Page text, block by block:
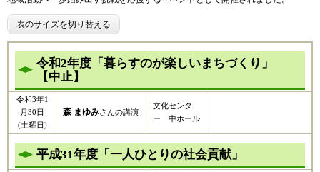
表のサイズを切り替える
令和2年度「暮らすのが楽しいまちづくり」
【中止】
令和3年1
月30日
(土曜日)
森 まゆみさんの講演
文化センタ
ー 中ホール
平成31年度「一人ひとりの社会貢献」